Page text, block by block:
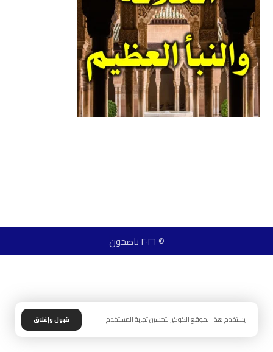
© ٢٠٢٦ ناصحون
يستخدم هذا الموقع الكوكيز لتحسين تجربة المستخدم. قبول وإغلاق